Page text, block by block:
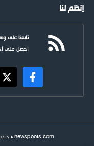
إنظم لنا
تابعنا على
احصل على
newspoots.com • جميع الحقوق © محفوظة لموقع